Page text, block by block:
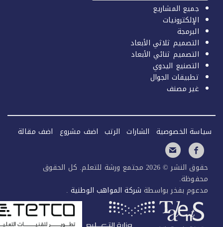
جميع المشاريع
الإلكترونيات
البرمجة
التصميم ثلاثي الأبعاد
التصميم ثنائي الأبعاد
التصنيع اليدوي
تطبيقات الجوال
غير مصنف
الخصوصية الشارات الرتب اضف مشروع اضف مقالة
حقوق النشر © 2026 مجتمع ورشة للتعلم. كل الحقوق
بفخر بواسطةشركة المواهب الوطنية.